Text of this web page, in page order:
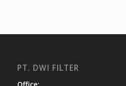
PT. DWI FILTER
Office: